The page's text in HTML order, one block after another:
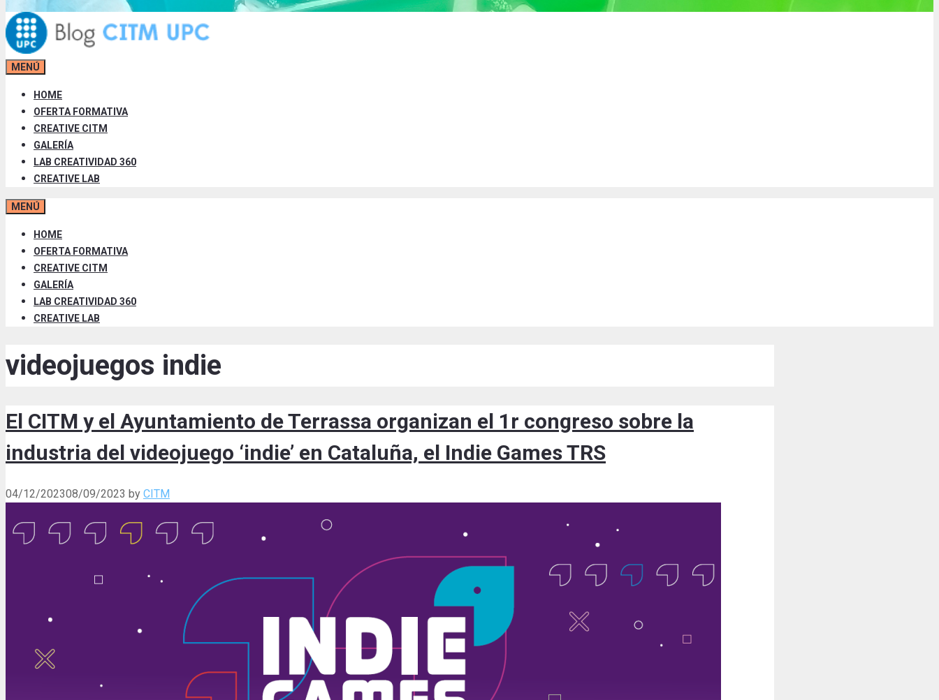
MENÚ
HOME
OFERTA FORMATIVA
CREATIVE CITM
GALERÍA
LAB CREATIVIDAD 360
CREATIVE LAB
MENÚ
HOME
OFERTA FORMATIVA
CREATIVE CITM
GALERÍA
LAB CREATIVIDAD 360
CREATIVE LAB
videojuegos indie
El CITM y el Ayuntamiento de Terrassa organizan el 1r congreso sobre la
industria del videojuego ‘indie’ en Cataluña, el Indie Games TRS
04/12/202308/09/2023 by CITM